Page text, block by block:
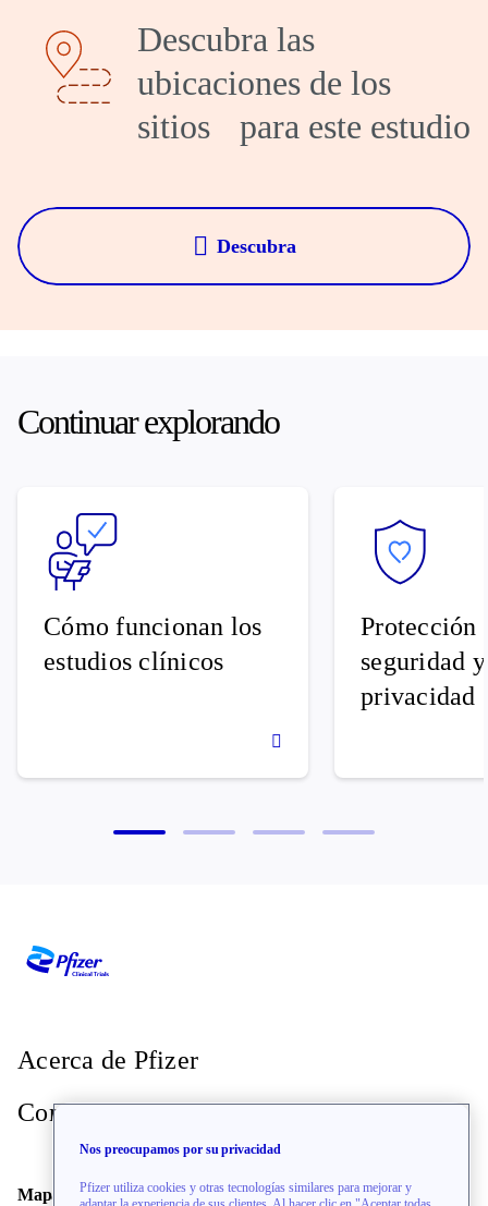
Descubra las
ubicaciones de los
sitios para este estudio
Descubra
Continuar explorando
Cómo funcionan los
estudios clínicos
Protección
seguridad y
privacidad
Acerca de Pfizer
Contacto
Mapa del sitio
Nos preocupamos por su privacidad
Pfizer utiliza cookies y otras tecnologías similares para mejorar y